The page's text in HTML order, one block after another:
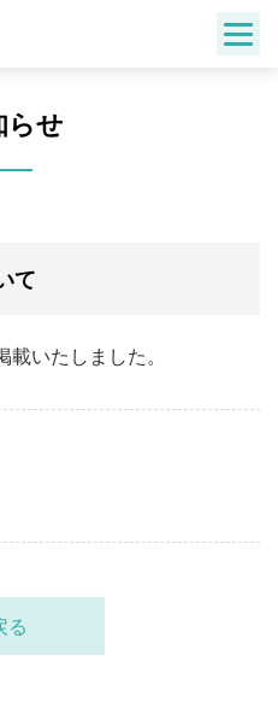
らせ
て
いたしました。
る